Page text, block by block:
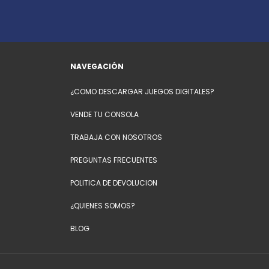
NAVEGACIÓN
¿COMO DESCARGAR JUEGOS DIGITALES?
VENDE TU CONSOLA
TRABAJA CON NOSOTROS
PREGUNTAS FRECUENTES
POLITICA DE DEVOLUCION
¿QUIENES SOMOS?
BLOG